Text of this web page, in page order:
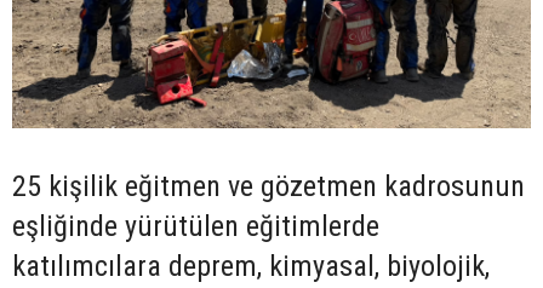
25 kişilik eğitmen ve gözetmen kadrosunun
eşliğinde yürütülen eğitimlerde
katılımcılara deprem, kimyasal, biyolojik,